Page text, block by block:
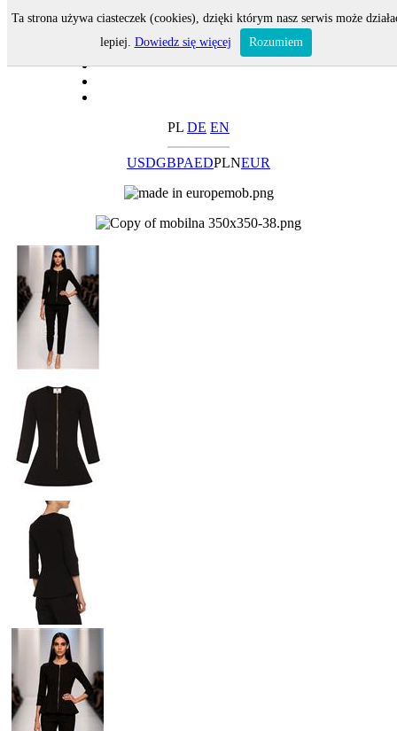
PL DE EN
USDGBPAEDPLNEUR
Ta strona używa ciasteczek (cookies), dzięki którym nasz serwis może
lepiej. Dowiedz się więcej Rozumiem